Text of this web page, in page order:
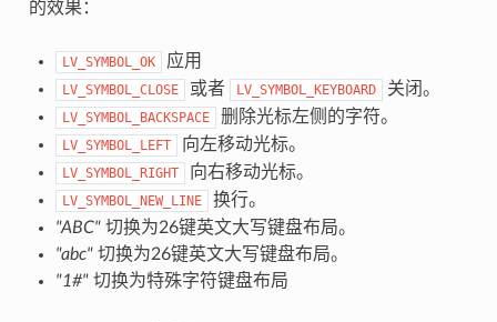
的效果：
LV_SYMBOL_OK 应用
LV_SYMBOL_CLOSE 或者 LV_SYMBOL_KEYBOARD 关闭。
LV_SYMBOL_BACKSPACE 删除光标左侧的字符。
LV_SYMBOL_LEFT 向左移动光标。
LV_SYMBOL_RIGHT 向右移动光标。
LV_SYMBOL_NEW_LINE
换行。
"ABC"切换为26键英文大写键盘布局。
"abc"切换为26键英文大写键盘布局。
"1#"切换为特殊字符键盘布局